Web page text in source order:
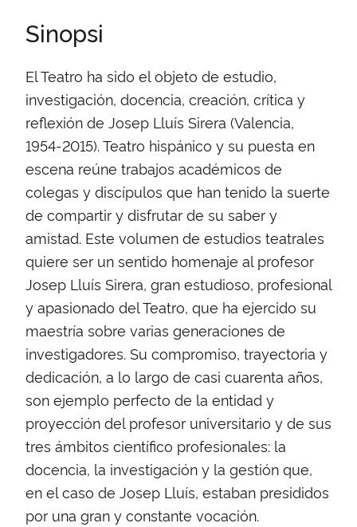
Sinopsi
El Teatro ha sido el objeto de estudio,
investigación, docencia, creación, crítica y
reflexión de Josep Lluís Sirera (Valencia,
1954-2015). Teatro hispánico y su puesta en
escena reúne trabajos académicos de
colegas y discípulos que han tenido la suerte
de compartir y disfrutar de su saber y
amistad. Este volumen de estudios teatrales
quiere ser un sentido homenaje al profesor
Josep Lluís Sirera, gran estudioso, profesional
y apasionado del Teatro, que ha ejercido su
maestría sobre varias generaciones de
investigadores. Su compromiso, trayectoria y
dedicación, a lo largo de casi cuarenta años,
son ejemplo perfecto de la entidad y
proyección del profesor universitario y de sus
tres ámbitos científico profesionales: la
docencia, la investigación y la gestión que,
en el caso de Josep Lluís, estaban presididos
por una gran y constante vocación.